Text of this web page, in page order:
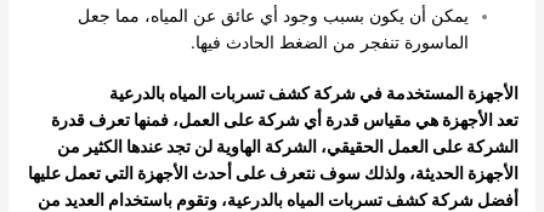
يمكن أن يكون بسبب وجود أي عائق عن المياه، مما جعل
الماسورة تنفجر من الضغط الحادث فيها.
الأجهزة المستخدمة في شركة كشف تسربات المياه بالدرعية
تعد الأجهزة هي مقياس قدرة أي شركة على العمل، فمنها تعرف قدرة
الشركة على العمل الحقيقي، الشركة الهاوية لن تجد عندها الكثير من
الأجهزة الحديثة، ولذلك سوف نتعرف على أحدث الأجهزة التي تعمل عليها
أفضل شركة كشف تسربات المياه بالدرعية، وتقوم باستخدام العديد من